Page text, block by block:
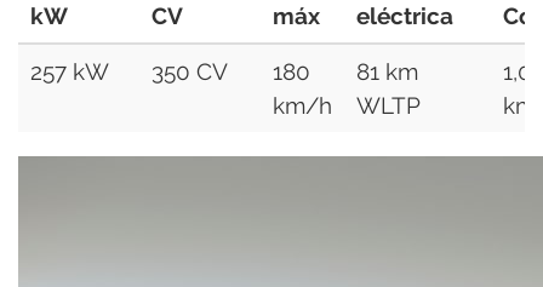
kW
CV
máx
eléctrica
257 kW 350 CV
180
km/h
81 km
WLTP
1,0
km